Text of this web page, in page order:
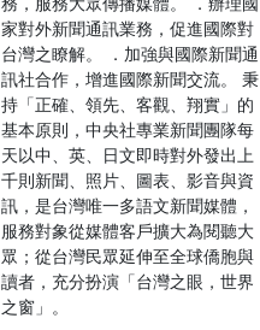
家對外新聞通訊業務，促進國際對
台灣之瞭解。 ．加強與國際新聞通
訊社合作，增進國際新聞交流。 秉
持「正確、領先、客觀、翔實」的
基本原則，中央社專業新聞團隊每
天以中、英、日文即時對外發出上
千則新聞、照片、圖表、影音與資
訊，是台灣唯一多語文新聞媒體，
服務對象從媒體客戶擴大為閱聽大
眾；從台灣民眾延伸至全球僑胞與
讀者，充分扮演「台灣之眼，世界
之窗」。